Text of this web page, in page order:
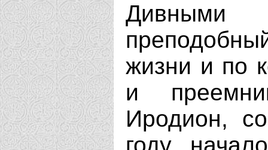
Дивными
жизни и по
и
Иродион,